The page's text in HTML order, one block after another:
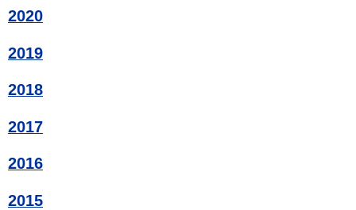
2020
2019
2018
2017
2016
2015